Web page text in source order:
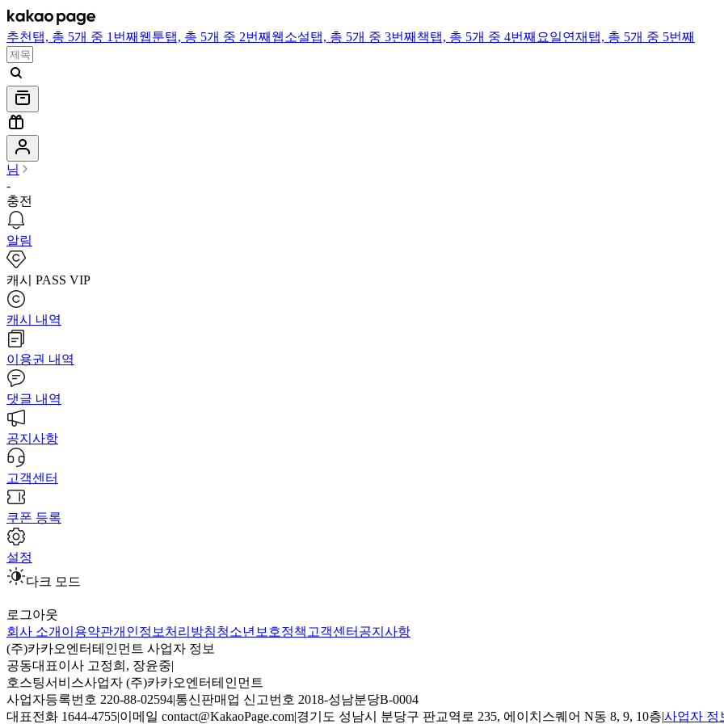
추천 탭, 총 5개 중 1번째 웹툰탭, 총 5개 중 2번째 웹소설탭, 총 5개 중 3번째 책탭, 총 5개 중 4번째 요일연재 탭, 총 5개 중 5번째
님
-
충전
알림
캐시 PASS VIP
캐시 내역
이용권 내역
댓글 내역
공지사항
고객센터
쿠폰 등록
설정
다크 모드
로그아웃
회사 소개 이용약관개인정보처리방침청소년보호정책 고객센터 공지사항
(주)카카오엔터테인먼트 사업자 정보
공동대표이사 고정희, 장윤중|
호스팅서비스사업자 (주)카카오엔터테인먼트
사업자등록번호 220-88-02594|통신판매업 신고번호 2018-성남분당B-0004
대표전화 1644-4755|이메일 contact@KakaoPage.com|경기도 성남시 분당구 판교역로 235, 에이치스퀘어 N동 8, 9, 10층|사업자 정